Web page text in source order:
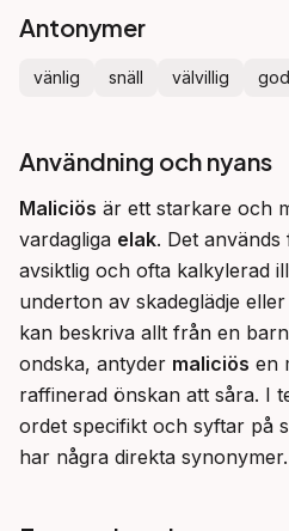
Antonymer
vänlig snäll välvillig
Användning och nyans
Maliciös är ett starkare och
vardagliga elak. Det
avsiktlig och ofta kalkylerad
underton av skadeglädje
kan beskriva allt från en
ondska, antyder maliciös en
raffinerad önskan att såra. I
ordet specifikt och syftar på
har några direkta synonymer.